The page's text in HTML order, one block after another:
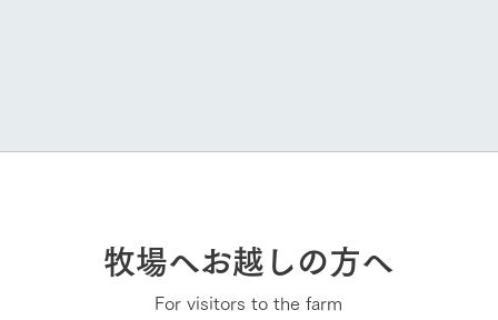
牧場へお越しの方へ
For visitors to the farm